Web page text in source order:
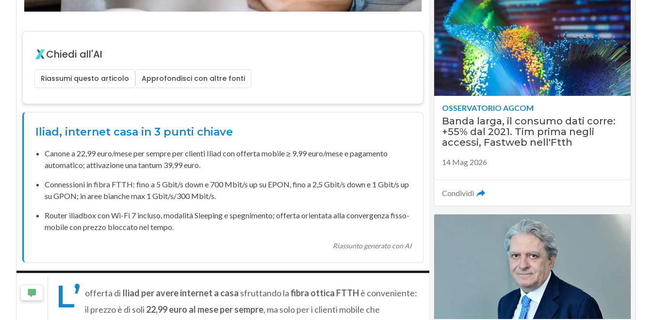
Chiedi all'AI
Riassumi questo articolo Approfondisci con altre fonti
Iliad, internet casa in 3 punti chiave
Canone a 22,99 euro/meseper sempreper clienti Iliadcon offerta mobile ≥ 9,99 euro/mese e pagamento
automatico; attivazione una tantum 39,99 euro.
Connessioni in fibra FTTH: fino a 5 Gbit/s down e 700 Mbit/s up su EPON, fino a 2,5 Gbit/s down e 1 Gbit/s up
suGPON; in aree bianche max 1 Gbit/s/300 Mbit/s.
Router iliadboxconWi-Fi 7incluso, modalitàSleepinge spegnimento; offerta orientata alla convergenza fisso-
mobile con prezzo bloccato nel tempo.
Riassunto generato con AI
L’ offerta di Iliad per avere internet a casa sfruttando lafibra ottica FTTH è conveniente:
il prezzo è di soli 22,99 euro al mese per sempre, ma solo per i clienti mobile che
OSSERVATORIO AGCOM
Banda larga, il consumo dati corre:
+55% dal 2021. Tim prima negli
accessi, Fastweb nell'Ftth
14 Mag 2026
Condividi